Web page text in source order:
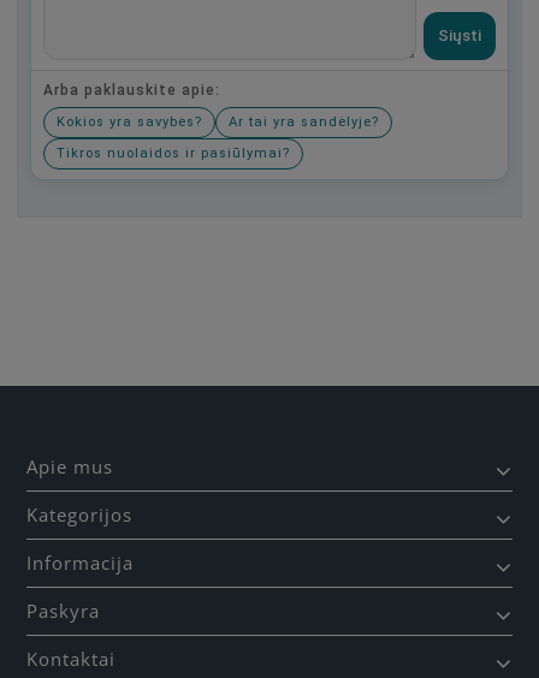
Siųsti
Arba paklauskite apie:
Kokios yra savybės?
Ar tai yra sandėlyje?
Tikros nuolaidos ir pasiūlymai?
Apie mus
Kategorijos
Informacija
Paskyra
Kontaktai